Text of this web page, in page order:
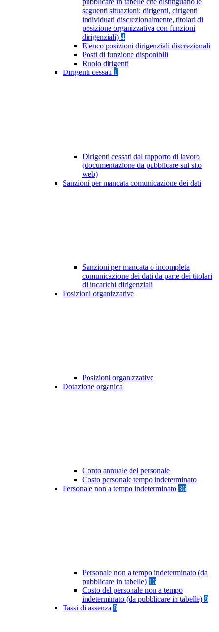
pubblicare in tabelle che distinguano le
seguenti situazioni: dirigenti, dirigenti
individuati discrezionalmente, titolari di
posizione organizzativa con funzioni
dirigenziali) 4
Elenco posizioni dirigenziali discrezionali
Posti di funzione disponibili
Ruolo dirigenti
Dirigenti cessati 1
Dirigenti cessati dal rapporto di lavoro
(documentazione da pubblicare sul sito
web)
Sanzioni per mancata comunicazione dei dati
Sanzioni per mancata o incompleta
comunicazione dei dati da parte dei titolari
di incarichi dirigenziali
Posizioni organizzative
Posizioni organizzative
Dotazione organica
Conto annuale del personale
Costo personale tempo indeterminato
Personale non a tempo indeterminato 36
Personale non a tempo indeterminato (da
pubblicare in tabelle) 16
Costo del personale non a tempo
indeterminato (da pubblicare in tabelle) 8
Tassi di assenza 8